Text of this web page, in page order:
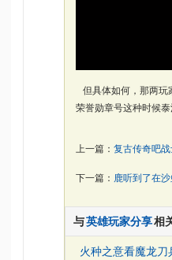
但具体如何，那两玩
荣誉勋章号这种时候
上一篇：复古传奇吧
下一篇： 鹿听到了在
与英雄玩家分享相
火种之意看魔龙刀